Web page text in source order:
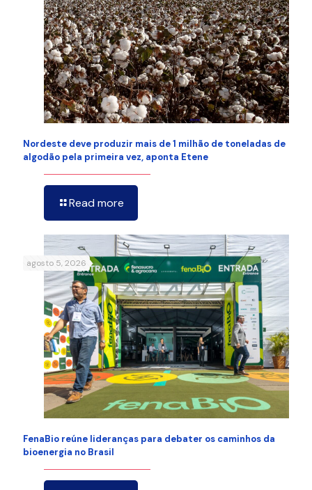
Nordeste deve produzir mais de 1 milhão de toneladas de
algodão pela primeira vez, aponta Etene
Read more
agosto 5, 2026
FenaBio reúne lideranças para debater os caminhos da
bioenergia no Brasil